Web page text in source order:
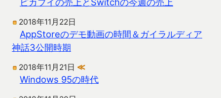
2018年11月22日
AppStoreのデモ動画の時間＆ガイラルディア
神話3公開時期
2018年11月21日 ≪
Windows 95の時代